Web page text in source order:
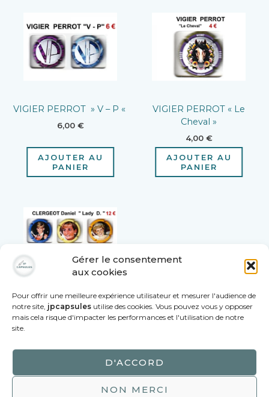
Gérer le consentement
aux cookies
Pour offrir une meilleure expérience utilisateur et mesurer l'audience de
notre site, jpcapsules utilise des cookies. Vous pouvez vous y opposer
mais cela risque d'impacter les performances et l'utilisation de notre
site.
D'ACCORD
NON MERCI
VIGIER PERROT » V – P «
6,00 €
AJOUTER AU
PANIER
VIGIER PERROT « Le
Cheval »
4,00 €
AJOUTER AU
PANIER
CLERGEOT DANIEL
« Lady D. »
AJOUTER AU